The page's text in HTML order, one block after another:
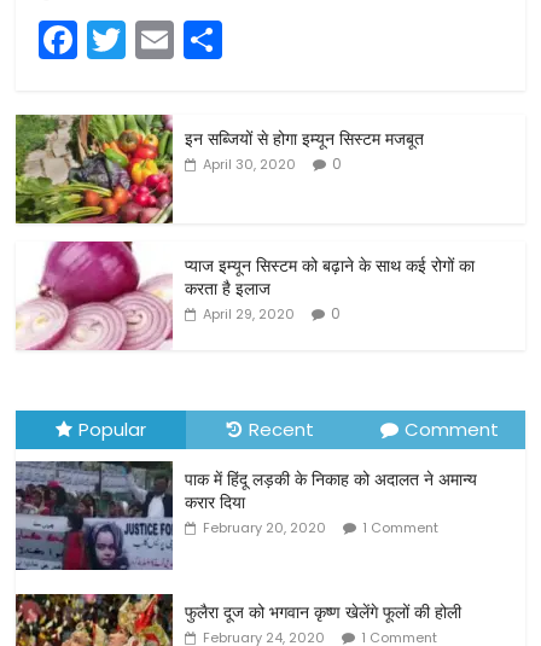
F
a
c
e
b
o
o
k
T
w
itt
er
E
m
ar
e
इन सब्जियों से होगा इम्यून सिस्टम मजबूत
April 30, 2020 0
प्याज इम्यून सिस्टम को बढ़ाने के साथ कई रोगों का
करता है इलाज
April 29, 2020 0
Popular Recent Comment
पाक में हिंदू लड़की के निकाह को अदालत ने अमान्य
करार दिया
February 20, 2020 1 Comment
फुलैरा दूज को भगवान कृष्ण खेलेंगे फूलों की होली
February 24, 2020 1 Comment